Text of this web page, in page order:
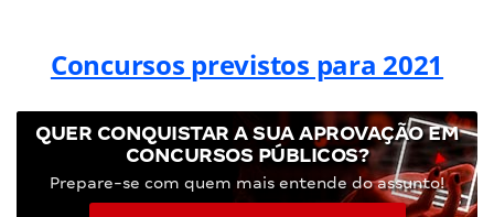
Concursos previstos para 2021
QUER CONQUISTAR A SUA APROVAÇÃO EM
CONCURSOS PÚBLICOS?
Prepare-se com quem mais entende do assunto!